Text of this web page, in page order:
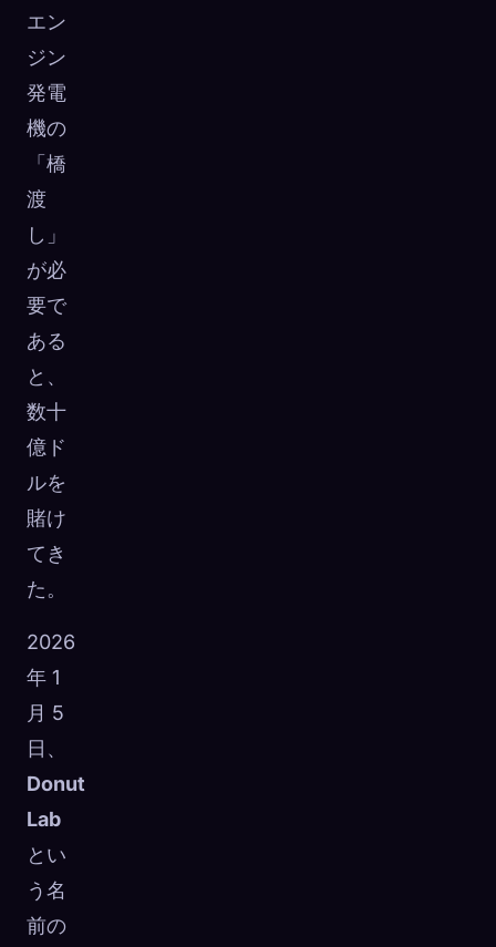
エン
ジン
発電
機の
「橋
渡
し」
が必
要で
ある
と、
数十
億ド
ルを
賭け
てき
た。
2026
年 1
月 5
日、
Donut
Lab
とい
う名
前の